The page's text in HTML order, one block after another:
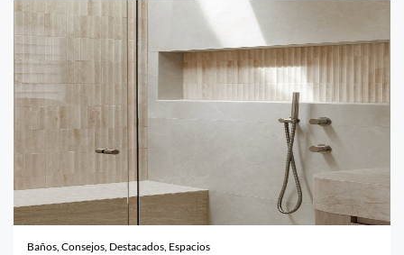
Baños, Consejos, Destacados, Espacios